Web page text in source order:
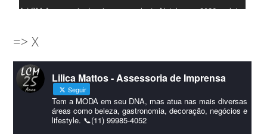
A LCM Assessoria deseja um excelente Natal e um 2026 repleto
amigos que sempre nos acompanham!🎄✨🥂❤️
#lcmassessoriassessoria#natal #merrychristmas #felizanonovo
#HappyNewYear
Foto
Visualizar no Facebook · Compartilhar
=> X
Lilica Mattos - Assessoria de Imprensa
Seguir
Tem a MODA em seu DNA, mas atua nas mais diversas
áreas como beleza, gastronomia, decoração, negócios e
lifestyle. 📞(11) 99985-4052